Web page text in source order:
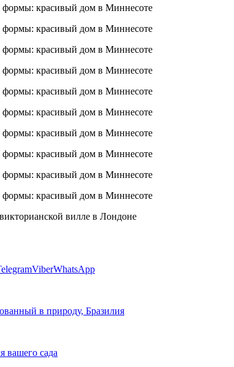
вилле в Лондоне
ViberWhatsApp
в природу, Бразилия
вашего сада